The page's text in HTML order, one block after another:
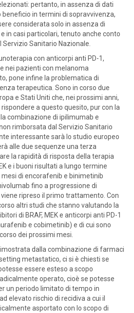
pertanto, in assenza di dati
in termini di sopravvivenza,
considerata solo in assenza di
in casi particolari, tenuto anche conto
Sanitario Nazionale.
con anticorpi anti PD-1,
nei pazienti con melanoma
pone infine la problematica di
terapeutica. Sono in corso due
e Stati Uniti che, nei prossimi anni,
a questo quesito, pur con la
combinazione di ipilimumab e
rimborsata dal Servizio Sanitario
interessante sarà lo studio europeo
alle due sequenze una terza
la rapidità di risposta della terapia
e i buoni risultati a lungo termine
di encorafenib e binimetinib
fino a progressione di
ripreso il primo trattamento. Con
altri studi che stanno valutando la
di BRAF, MEK e anticorpi anti PD-1
e cobimetinib) e di cui sono
dei prossimi mesi.
dalla combinazione di farmaci
metastatico, ci si è chiesti se
essere esteso a scopo
operato, cioè se potesse
un periodo limitato di tempo in
elevato rischio di recidiva a cui il
asportato con lo scopo di